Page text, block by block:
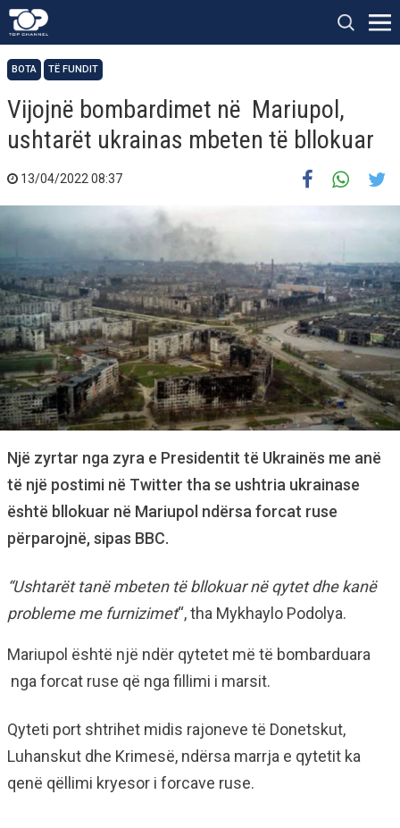
BOTA TË FUNDIT
Vijojnë bombardimet në Mariupol,
ushtarët ukrainas mbeten të bllokuar
13/04/2022 08:37
Një zyrtar nga zyra e Presidentit të Ukrainës me anë
të një postimi në Twitter tha se ushtria ukrainase
është bllokuar në Mariupol ndërsa forcat ruse
përparojnë, sipas BBC.
“Ushtarët tanë mbeten të bllokuar në qytet dhe kanë
probleme me furnizimet“, tha Mykhaylo Podolya.
Mariupol është një ndër qytetet më të bombarduara
nga forcat ruse që nga fillimi i marsit.
Qyteti port shtrihet midis rajoneve të Donetskut,
Luhanskut dhe Krimesë, ndërsa marrja e qytetit ka
qenë qëllimi kryesor i forcave ruse.